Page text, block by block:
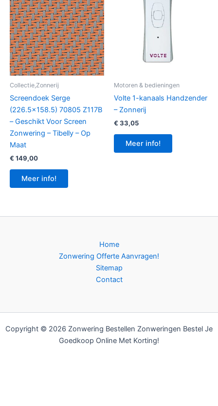
Collectie,Zonnerij
Screendoek Serge
(226.5×158.5) 70805 Z117B
– Geschikt Voor Screen
Zonwering – Tibelly – Op
Maat
€ 149,00
Meer info!
Motoren & bedieningen
Volte 1-kanaals Handzender
– Zonnerij
€ 33,05
Meer info!
Home
Zonwering Offerte Aanvragen!
Sitemap
Contact
Copyright © 2026 Zonwering Bestellen Zonweringen Bestel Je
Goedkoop Online Met Korting!